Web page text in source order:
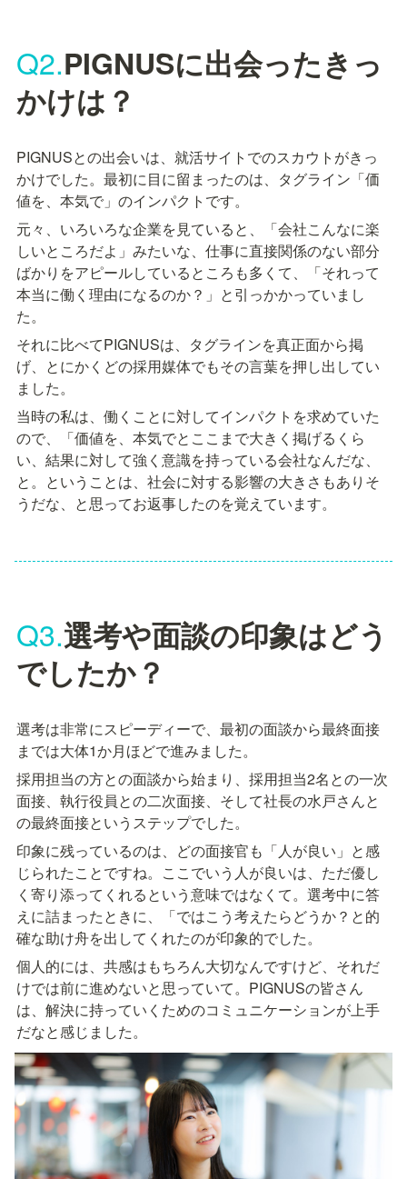
Q2.PIGNUSに出会ったきっ
かけは？
PIGNUSとの出会いは、就活サイトでのスカウトがきっ
かけでした。最初に目に留まったのは、タグライン「価
値を、本気で」のインパクトです。
元々、いろいろな企業を見ていると、「会社こんなに楽
しいところだよ」みたいな、仕事に直接関係のない部分
ばかりをアピールしているところも多くて、「それって
本当に働く理由になるのか？」と引っかかっていまし
た。
それに比べてPIGNUSは、タグラインを真正面から掲
げ、とにかくどの採用媒体でもその言葉を押し出してい
ました。
当時の私は、働くことに対してインパクトを求めていた
ので、「価値を、本気でとここまで大きく掲げるくら
い、結果に対して強く意識を持っている会社なんだな、
と。ということは、社会に対する影響の大きさもありそ
うだな、と思ってお返事したのを覚えています。
Q3.選考や面談の印象はどう
でしたか？
選考は非常にスピーディーで、最初の面談から最終面接
までは大体1か月ほどで進みました。
採用担当の方との面談から始まり、採用担当2名との一次
面接、執行役員との二次面接、そして社長の水戸さんと
の最終面接というステップでした。
印象に残っているのは、どの面接官も「人が良い」と感
じられたことですね。ここでいう人が良いは、ただ優し
く寄り添ってくれるという意味ではなくて。選考中に答
えに詰まったときに、「ではこう考えたらどうか？と的
確な助け舟を出してくれたのが印象的でした。
個人的には、共感はもちろん大切なんですけど、それだ
けでは前に進めないと思っていて。PIGNUSの皆さん
は、解決に持っていくためのコミュニケーションが上手
だなと感じました。